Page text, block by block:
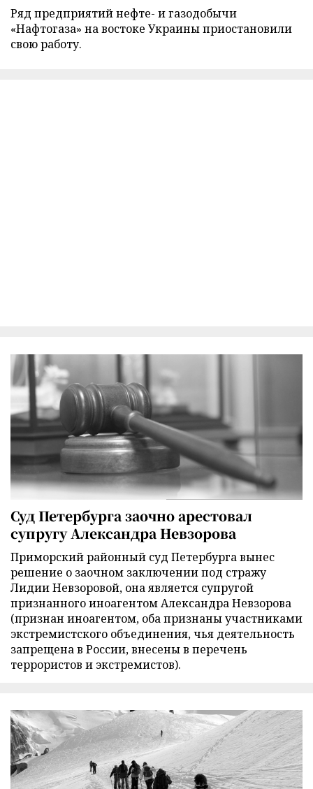
Ряд предприятий нефте- и газодобычи
«Нафтогаза» на востоке Украины приостановили
свою работу.
Суд Петербурга заочно арестовал
супругу Александра Невзорова
Приморский районный суд Петербурга вынес
решение о заочном заключении под стражу
Лидии Невзоровой, она является супругой
признанного иноагентом Александра Невзорова
(признан иноагентом, оба признаны участниками
экстремистского объединения, чья деятельность
запрещена в России, внесены в перечень
террористов и экстремистов).